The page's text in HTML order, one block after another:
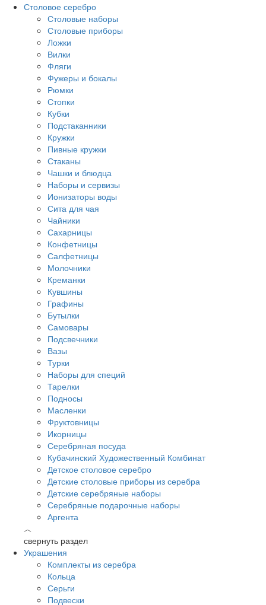
Столовое серебро
Столовые наборы
Столовые приборы
Ложки
Вилки
Фляги
Фужеры и бокалы
Рюмки
Стопки
Кубки
Подстаканники
Кружки
Пивные кружки
Стаканы
Чашки и блюдца
Наборы и сервизы
Ионизаторы воды
Сита для чая
Чайники
Сахарницы
Конфетницы
Салфетницы
Молочники
Креманки
Кувшины
Графины
Бутылки
Самовары
Подсвечники
Вазы
Турки
Наборы для специй
Тарелки
Подносы
Масленки
Фруктовницы
Икорницы
Серебряная посуда
Кубачинский Художественный Комбинат
Детское столовое серебро
Детские столовые приборы из серебра
Детские серебряные наборы
Серебряные подарочные наборы
Аргента
︿
свернуть раздел
Украшения
Комплекты из серебра
Кольца
Серьги
Подвески